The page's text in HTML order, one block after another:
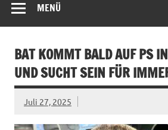
MENÜ
BAT KOMMT BALD AUF PS
UND SUCHT SEIN FÜR
Juli 27, 2025